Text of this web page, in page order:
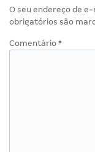
O seu endereço de
obrigatórios são
Comentário *